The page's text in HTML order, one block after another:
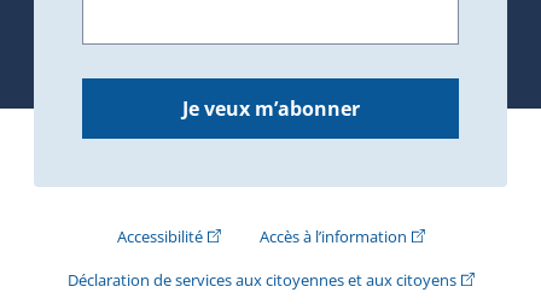
Je veux m’abonner
Accessibilité(Cet hyperlien externe s'ouvrira dans une
Accès à l’information(Cet hyperlien
Déclaration de services aux citoyennes et aux citoyens(Cet